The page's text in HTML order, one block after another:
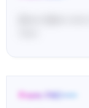
From: FAC•••••